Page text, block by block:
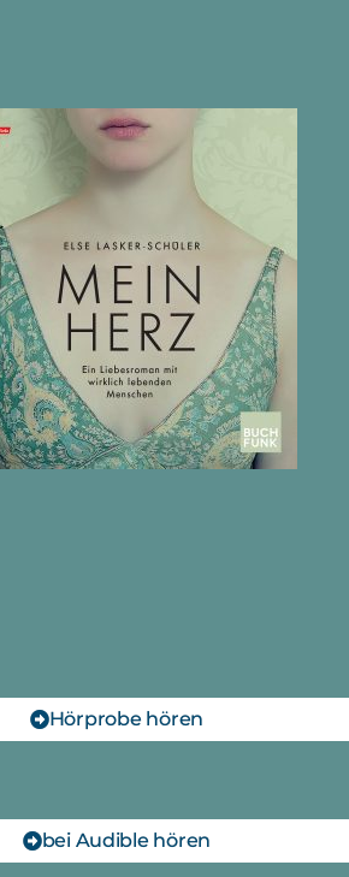
Hörprobe hören
bei Audible hören